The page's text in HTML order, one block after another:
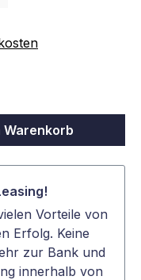
Warenkorb
Vorteile von
Erfolg. Keine
zur Bank und
innerhalb von